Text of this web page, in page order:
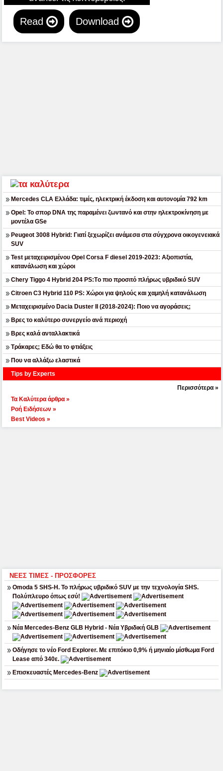
Read Download
Mercedes CLA Ελλάδα: τιμές, ηλεκτρική έκδοση και αυτονομία 792 km
Opel: Το σπορ DNA της παραμένει ζωντανό και στην ηλεκτροκίνηση με
μοντέλα GSe
Peugeot 3008 Hybrid: Γιατί ξεχωρίζει ανάμεσα στα σύγχρονα οικογενειακά
SUV
Test μεταχειρισμένου Opel Corsa F diesel 2019-2023: Αξιοπιστία,
κατανάλωση και χώροι
Chery Tiggo 4 Hybrid 204 PS:Tο πιο προσιτό πλήρως υβριδικό SUV
Citroen C3 Hybrid 110 PS: Χώροι για ψηλούς και χαμηλή κατανάλωση
Μεταχειρισμένο Dacia Duster II (2018-2024): Ποιο να αγοράσεις;
Βρες το καλύτερο συνεργείο ανά περιοχή
Βρες καλά ανταλλακτικά
Τράκαρες; Εδώ θα το φτιάξεις
Που να αλλάξω ελαστικά
Tips by Experts
Περισσότερα »
Τα Καλύτερα άρθρα »
Ροή Ειδήσεων »
Best Videos »
ΝΕΕΣ ΤΙΜΕΣ - ΠΡΟΣΦΟΡΕΣ
Omoda 5 SHS-H. Το πλήρως υβριδικό SUV με την τεχνολογία SHS.
Πολύπλευρο όπως εσύ!
Νέα Mercedes-Benz GLB Hybrid - Νέα Υβριδική GLB
Οδήγησε το νέο Ford Explorer. Με επιτόκιο 0,9% ή μηνιαίο μίσθωμα Ford
Lease από 340ε.
Επισκευαστές Mercedes-Benz